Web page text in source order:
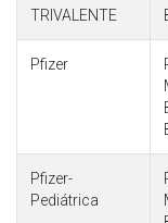
TRIVALENTE
Pfizer
Pfizer-
Pediátrica